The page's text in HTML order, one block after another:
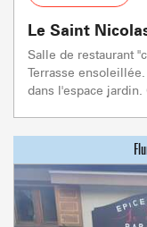
Le Saint
Salle de restaurant
Terrasse
dans l'espace jardin.